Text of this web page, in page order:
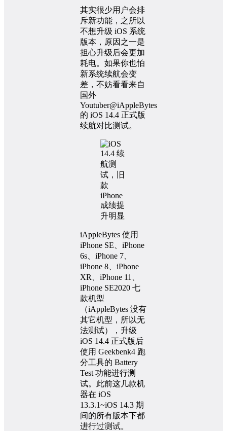
其实很少用户会排
斥新功能，之所以
不想升级 iOS 系统
版本，原因之一是
担心升级后会更加
耗电。如果你也怕
新系统续航会变
差，不妨看看来自
国外
Youtuber@iAppleBytes
的 iOS 14.4 正式版
续航对比测试。
iAppleBytes 使用
iPhone SE、iPhone
6s、iPhone 7、
iPhone 8、iPhone
XR、iPhone 11、
iPhone SE2020 七
款机型
（iAppleBytes 没有
其它机型，所以无
法测试），升级
iOS 14.4 正式版后
使用 Geekbenk4 跑
分工具的 Battery
Test 功能进行测
试。此前这几款机
器在 iOS
13.3.1~iOS 14.3 期
间的所有版本下都
进行过测试。